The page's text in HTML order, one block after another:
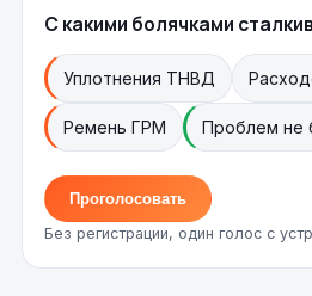
С какими болячками
Уплотнения ТНВД
Ремень ГРМ Проблем не
Проголосовать
Без регистрации, один голос с